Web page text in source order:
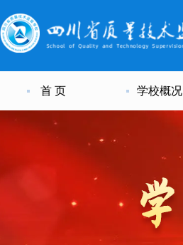
首 页 学校概况